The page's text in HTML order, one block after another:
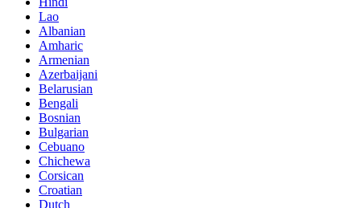
Lao
Albanian
Amharic
Armenian
Azerbaijani
Belarusian
Bengali
Bosnian
Bulgarian
Cebuano
Chichewa
Corsican
Croatian
Dutch